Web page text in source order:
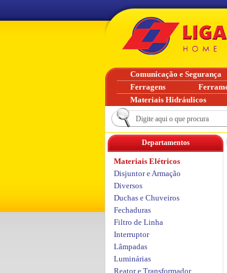
Departamentos
Materiais Elétricos
Disjuntor e Armação
Diversos
Duchas e Chuveiros
Fechaduras
Filtro de Linha
Interruptor
Lâmpadas
Luminárias
Reator e Transformador
Comunicação e Segurança
Ferragens
Materiais Hidráulicos